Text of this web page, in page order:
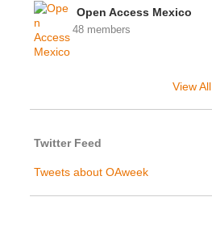
Open Access Mexico
48 members
View All
Twitter Feed
Tweets about OAweek